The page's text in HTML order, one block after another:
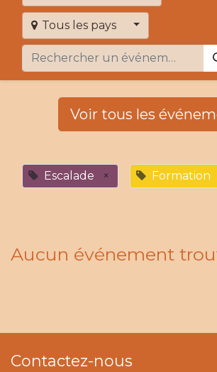
Tous les pays
Voir tous les
Escalade × Formation
Aucun événement
Contactez-nous